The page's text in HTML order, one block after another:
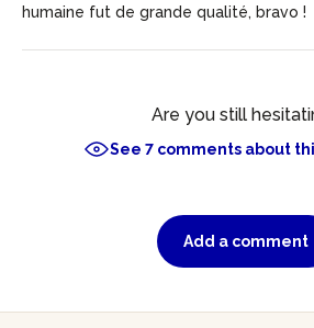
humaine fut de grande qualité, bravo !
Are you still
See 7 comments about
Add a comment